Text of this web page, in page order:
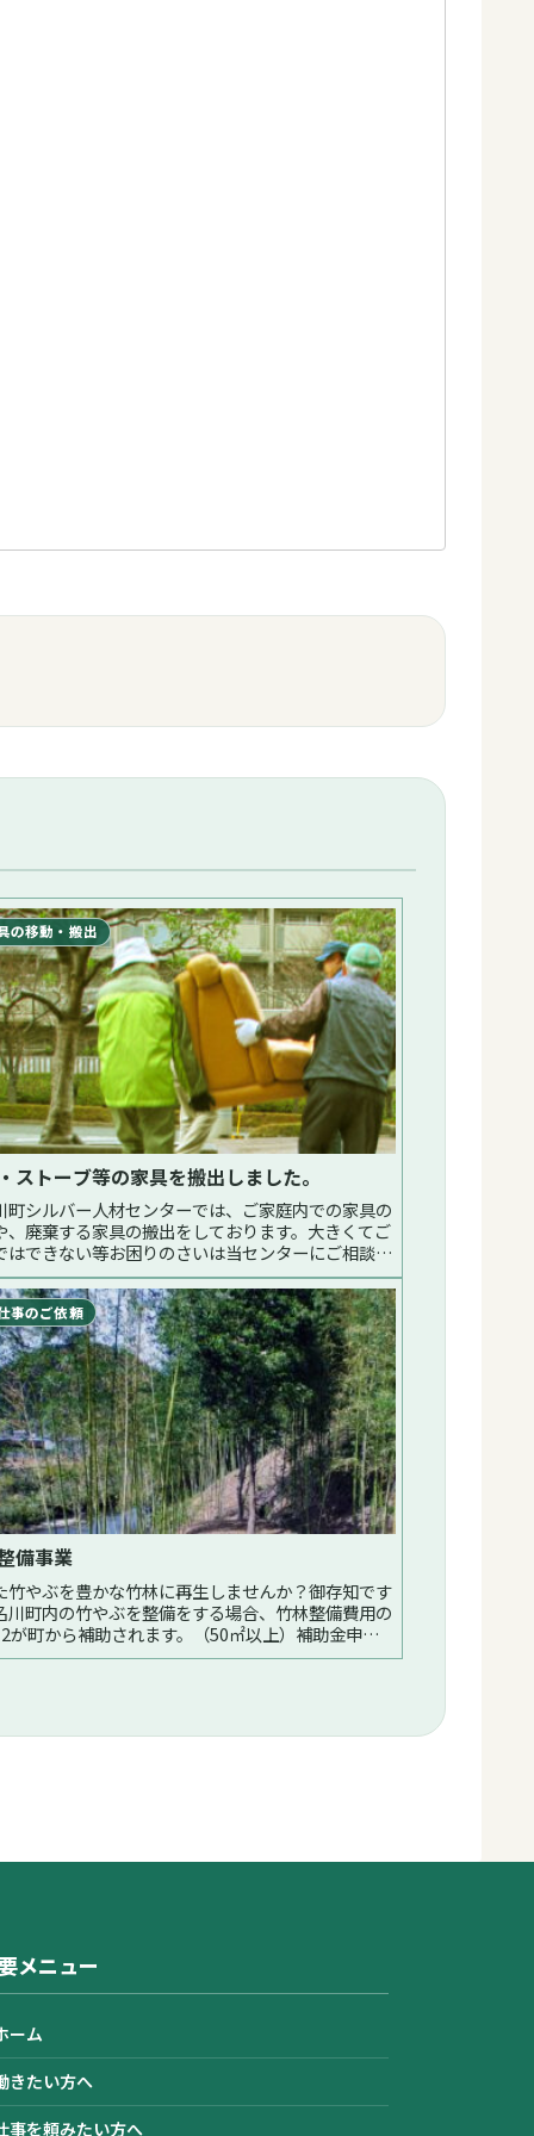
の移動・搬出
ストーブ等の家具を搬出しました。
町シルバー人材センターでは、ご家庭内での家具の
、廃棄する家具の搬出をしております。大きくてご
はできない等お困りのさいは当センターにご相談く
。先日は、箪笥、ストーブ等の家具3点を2階からガ
まで搬出しました。費用の...続く
事のご依頼
備事業
竹やぶを豊かな竹林に再生しませんか？御存知です
川町内の竹やぶを整備をする場合、竹林整備費用の
が町から補助されます。（50㎡以上）補助金申請
きは？ご安心ください当センターが全て行います。
メニュー
ーム
きたい方へ
事を頼みたい方へ